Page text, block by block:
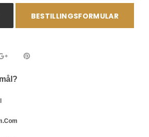
BESTILLINGSFORMULAR